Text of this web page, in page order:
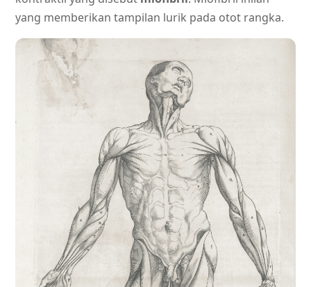
yang memberikan tampilan lurik pada otot rangka.